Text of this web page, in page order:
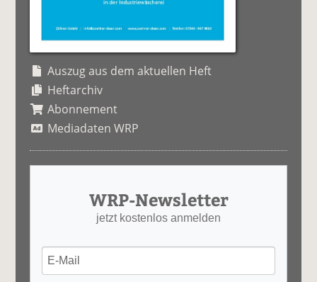
Auszug aus dem aktuellen Heft
Heftarchiv
Abonnement
Mediadaten WRP
WRP-Newsletter
jetzt kostenlos anmelden